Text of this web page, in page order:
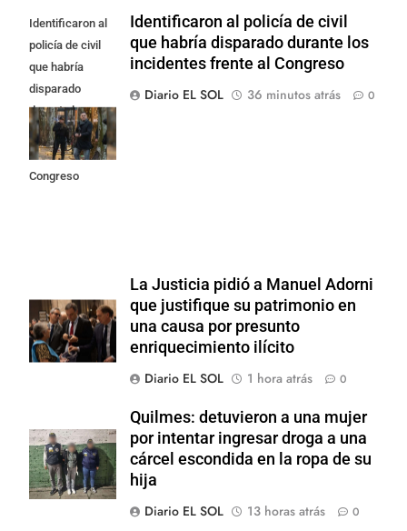
Identificaron al
policía de civil
que habría
disparado
durante los
incidentes
frente al
Congreso
Identificaron al policía de civil
que habría disparado durante los
incidentes frente al Congreso
Diario EL SOL
36 minutos atrás 0
La Justicia pidió a Manuel Adorni
que justifique su patrimonio en
una causa por presunto
enriquecimiento ilícito
Diario EL SOL
1 hora atrás 0
Quilmes: detuvieron a una mujer
por intentar ingresar droga a una
cárcel escondida en la ropa de su
hija
Diario EL SOL
13 horas atrás 0